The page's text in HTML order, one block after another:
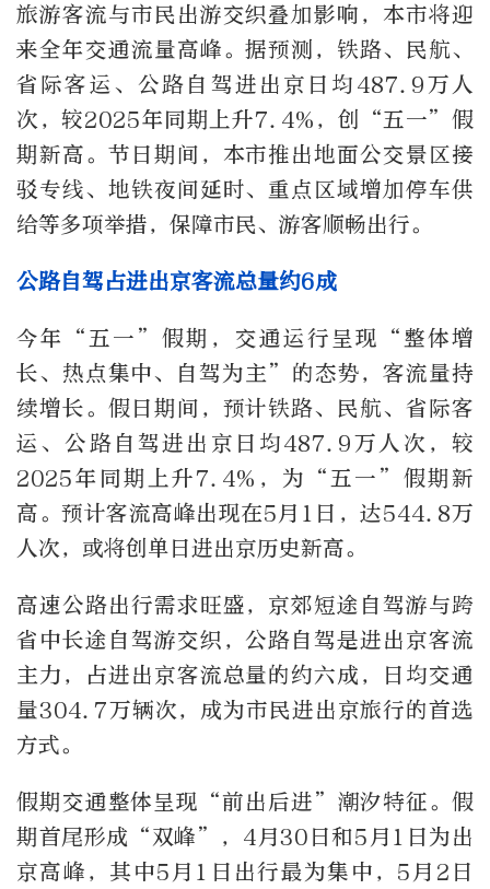
旅游客流与市民出游交织叠加影响，本市将迎
来全年交通流量高峰。据预测，铁路、民航、
省际客运、公路自驾进出京日均487.9万人
次，较2025年同期上升7.4%，创“五一”假
期新高。节日期间，本市推出地面公交景区接
驳专线、地铁夜间延时、重点区域增加停车供
给等多项举措，保障市民、游客顺畅出行。
公路自驾占进出京客流总量约6成
今年“五一”假期，交通运行呈现“整体增
长、热点集中、自驾为主”的态势，客流量持
续增长。假日期间，预计铁路、民航、省际客
运、公路自驾进出京日均487.9万人次，较
2025年同期上升7.4%，为“五一”假期新
高。预计客流高峰出现在5月1日，达544.8万
人次，或将创单日进出京历史新高。
高速公路出行需求旺盛，京郊短途自驾游与跨
省中长途自驾游交织，公路自驾是进出京客流
主力，占进出京客流总量的约六成，日均交通
量304.7万辆次，成为市民进出京旅行的首选
方式。
假期交通整体呈现“前出后进”潮汐特征。假
期首尾形成“双峰”，4月30日和5月1日为出
京高峰，其中5月1日出行最为集中，5月2日